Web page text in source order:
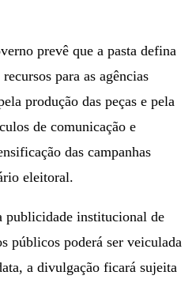
prevê que a pasta defina
para as agências
produção das peças e pela
de comunicação e
das campanhas
eleitoral.
publicidade institucional de
públicos poderá ser veiculada
a divulgação ficará sujeita